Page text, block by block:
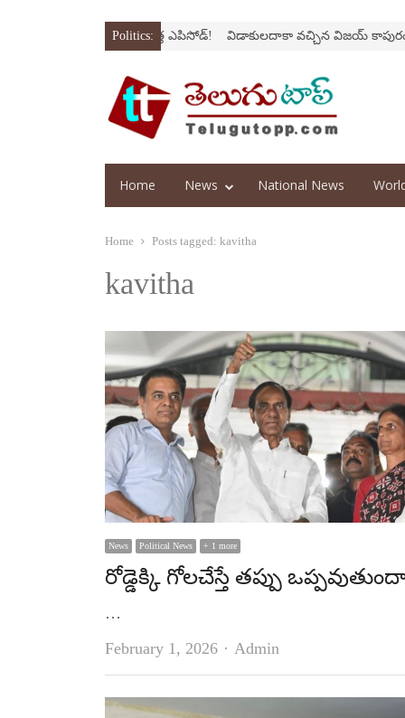
Politics:
‘అర‌వ’ సిరీస్‌లో కొత్త ఎపిసోడ్‌! విడాకులదాకా వచ్చిన విజయ్‌ కాపురం
Home News National News
Home Posts tagged: kavitha
kavitha
News Political News + 1 more
రోడ్డెక్కి గోలచేస్తే తప్పు
…
February 1, 2026
Author
Admin